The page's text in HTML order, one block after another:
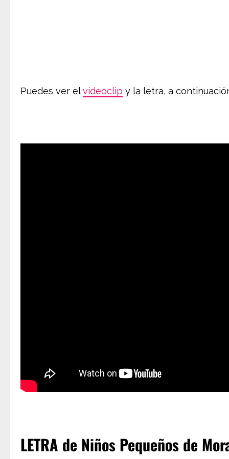
Puedes ver elvideoclip y la letra, a
LETRA de Niños Pequeños de